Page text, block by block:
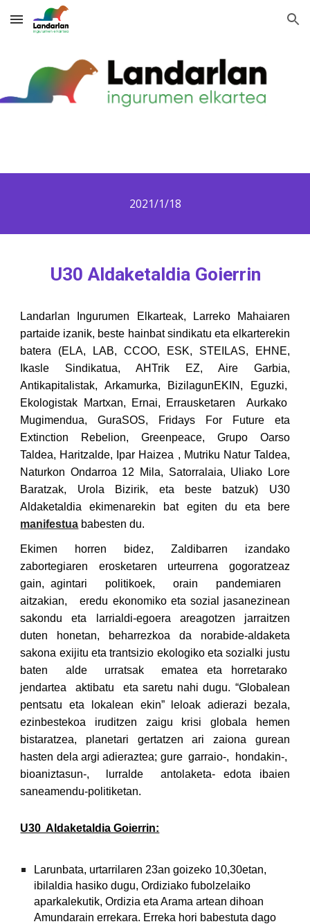
Skip to main content Skip to navigation
2021/1/18
U30 Aldaketaldia Goierrin
Landarlan Ingurumen Elkarteak, Larreko Mahaiaren
partaide izanik, beste hainbat sindikatu eta elkarterekin
batera (ELA, LAB, CCOO, ESK, STEILAS, EHNE,
Ikasle Sindikatua, AHTrik EZ, Aire Garbia,
Antikapitalistak, Arkamurka, BizilagunEKIN, Eguzki,
Ekologistak Martxan, Ernai, Errausketaren Aurkako
Mugimendua, GuraSOS, Fridays For Future eta
Extinction Rebelion, Greenpeace, Grupo Oarso
Taldea, Haritzalde, Ipar Haizea , Mutriku Natur Taldea,
Naturkon Ondarroa 12 Mila, Satorralaia, Uliako Lore
Baratzak, Urola Bizirik, eta beste batzuk) U30
Aldaketaldia ekimenarekin bat egiten du eta bere
manifestua babesten du.
Ekimen horren bidez, Zaldibarren izandako
zabortegiaren erosketaren urteurrena gogoratzeaz
gain, agintari politikoek, orain pandemiaren
aitzakian, eredu ekonomiko eta sozial jasanezinean
sakondu eta larrialdi-egoera areagotzen jarraitzen
duten honetan, beharrezkoa da norabide-aldaketa
sakona exijitu eta trantsizio ekologiko eta sozialki justu
baten alde urratsak ematea eta horretarako
jendartea aktibatu eta saretu nahi dugu. “Globalean
pentsatu eta lokalean ekin” leloak adierazi bezala,
ezinbestekoa iruditzen zaigu krisi globala hemen
bistaratzea,
planetari gertatzen ari zaiona gurean
hasten dela argi adieraztea; gure garraio-, hondakin-,
bioaniztasun-, lurralde antolaketa-
edota ibaien
saneamendu-politiketan.
U30 Aldaketaldia Goierrin:
Larunbata, urtarrilaren 23an goizeko 10,30etan,
ibilaldia hasiko dugu, Ordiziako fubolzelaiko
aparkalekutik, Ordizia eta Arama artean dihoan
Amundarain errekara. Erreka hori babestuta dago